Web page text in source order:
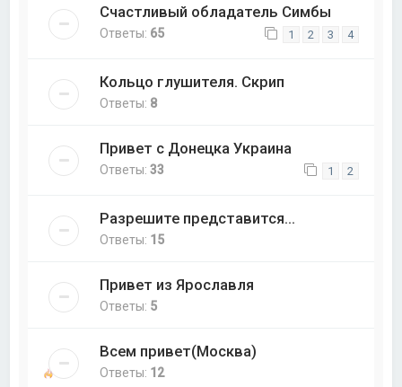
Счастливый обладатель Симбы
Ответы: 65 1 2 3 4
Кольцо глушителя. Скрип
Ответы: 8
Привет с Донецка Украина
Ответы:33 1 2
Разрешите представится...
Ответы: 15
Привет из Ярославля
Ответы: 5
Всем привет(Москва)
Ответы: 12